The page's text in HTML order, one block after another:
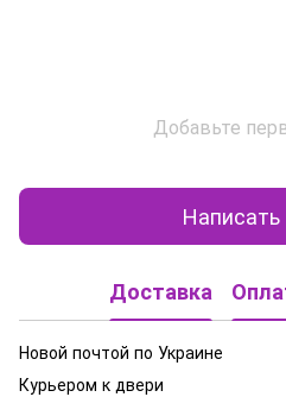
Добавьте
Доставка
Новой почтой по Украине
Курьером к двери